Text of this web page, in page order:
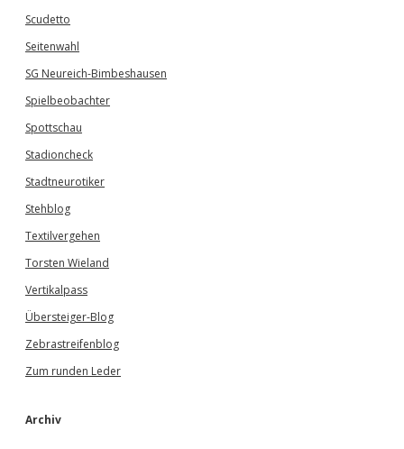
Scudetto
Seitenwahl
SG Neureich-Bimbeshausen
Spielbeobachter
Spottschau
Stadioncheck
Stadtneurotiker
Stehblog
Textilvergehen
Torsten Wieland
Vertikalpass
Übersteiger-Blog
Zebrastreifenblog
Zum runden Leder
Archiv